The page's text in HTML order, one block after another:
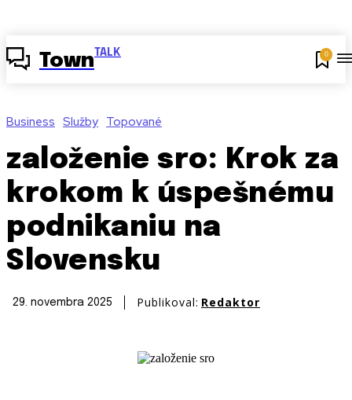
Town TALK 0
Business Služby Topované
založenie sro: Krok za
krokom k úspešnému
podnikaniu na
Slovensku
29. novembra 2025 Publikoval: Redaktor